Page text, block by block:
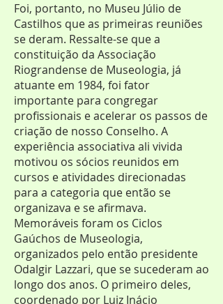
Foi, portanto, no Museu Júlio de
Castilhos que as primeiras reuniões
se deram. Ressalte-se que a
constituição da Associação
Riograndense de Museologia, já
atuante em 1984, foi fator
importante para congregar
profissionais e acelerar os passos de
criação de nosso Conselho. A
experiência associativa ali vivida
motivou os sócios reunidos em
cursos e atividades direcionadas
para a categoria que então se
organizava e se afirmava.
Memoráveis foram os Ciclos
Gaúchos de Museologia,
organizados pelo então presidente
Odalgir Lazzari, que se sucederam ao
longo dos anos. O primeiro deles,
coordenado por Luiz Inácio